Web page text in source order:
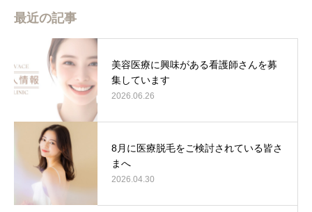
最近の記事
美容医療に興味がある看護師さんを募
集しています
2026.06.26
8月に医療脱毛をご検討されている皆さ
まへ
2026.04.30